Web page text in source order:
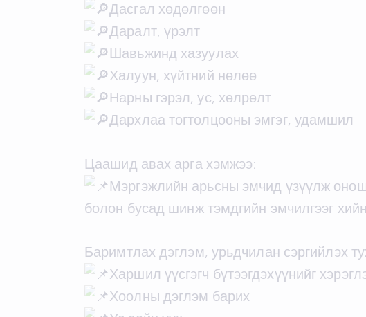
Дасгал хөдөлгөөн
Даралт, үрэлт
Шавьжинд хазуулах
Халуун, хүйтний нөлөө
Нарны гэрэл, ус, хөлрөлт
Дархлаа тогтолцооны эмгэг, удамшил
Цаашид авах арга хэмжээ:
Мэргэжлийн арьсны эмчид үзүүлж
болон бусад шинж тэмдгийн эмчилгээг
Баримтлах дэглэм, урьдчилан сэргийлэх
Харшил үүсгэгч бүтээгдэхүүнийг
Хоолны дэглэм барих